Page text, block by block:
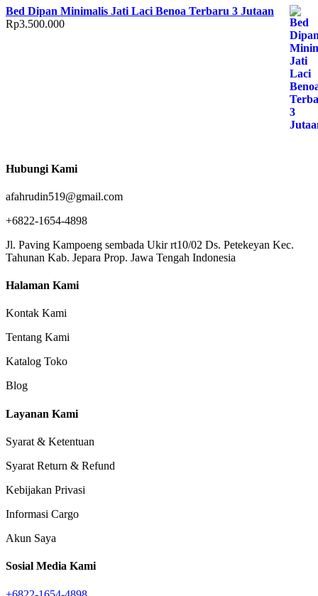
Bed Dipan Minimalis Jati Laci Benoa Terbaru 3 Jutaan
Rp3.500.000
Hubungi Kami
afahrudin519@gmail.com
+6822-1654-4898
Jl. Paving Kampoeng sembada Ukir rt10/02 Ds. Petekeyan Kec.
Tahunan Kab. Jepara Prop. Jawa Tengah Indonesia
Halaman Kami
Kontak Kami
Tentang Kami
Katalog Toko
Blog
Layanan Kami
Syarat & Ketentuan
Syarat Return & Refund
Kebijakan Privasi
Informasi Cargo
Akun Saya
Sosial Media Kami